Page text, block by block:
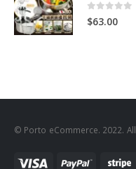
0
$63.00
© Porto eCommerce. 2022.